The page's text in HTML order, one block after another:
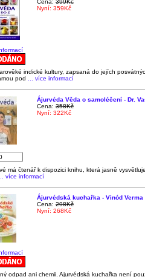
Nyní: 359Kč
indické kultury, zapsaná do jejích
pod ... více informací
Ájurvéda Věda o samoléčení - Dr.
Cena: 358Kč
Nyní: 322Kč
má čtenář k dispozici knihu, která jasně
... více informací
Ájurvédská kuchařka - Vinód Verma
Cena: 298Kč
Nyní: 268Kč
odpad ani chemii. Ajurvédská kuchařka není